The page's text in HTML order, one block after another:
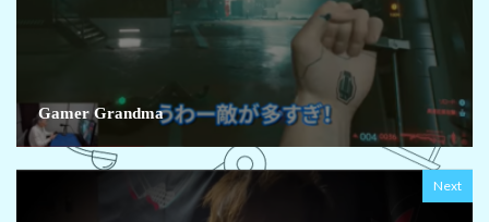
Gamer Grandma
Next